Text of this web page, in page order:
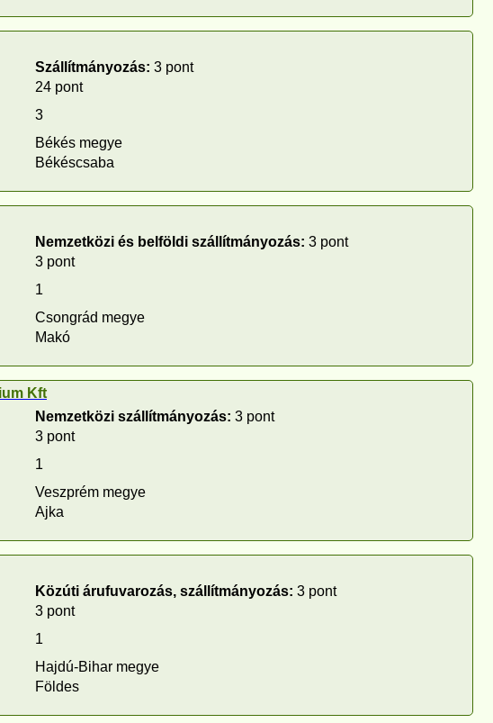
Szállítmányozás: 3 pont
24 pont
3
Békés megye
Békéscsaba
Nemzetközi és belföldi szállítmányozás: 3 pont
3 pont
1
Csongrád megye
Makó
Kft
Nemzetközi szállítmányozás: 3 pont
3 pont
1
Veszprém megye
Ajka
Közúti árufuvarozás, szállítmányozás: 3 pont
3 pont
1
Hajdú-Bihar megye
Földes